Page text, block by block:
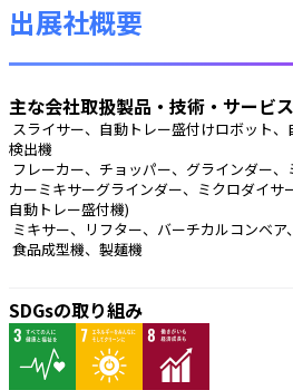
出展社概要
主な会社取扱製品・技術・サービ
検出機
カーミキサーグラインダー、ミクロダイサ
自動トレー盛付機)
ミキサー、リフター、バーチカルコンベ
食品成型機、製麺機
SDGsの取り組み